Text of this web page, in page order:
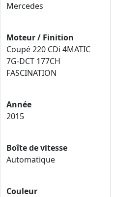
Mercedes
Moteur / Finition
Coupé 220 CDi 4MATIC
7G-DCT 177CH
FASCINATION
Année
2015
Boîte de vitesse
Automatique
Couleur